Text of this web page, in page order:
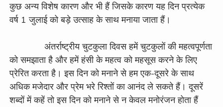
कुछ अन्य विशेष कारण और भी हैं जिसके कारण यह दिन प्रत्येक
वर्ष 1 जुलाई को बड़े उत्साह के साथ मनाया जाता हैं।
अंतर्राष्ट्रीय चुटकुला दिवस हमें चुटकुलों की महत्वपूर्णता
को समझाता है और हमें हंसी के महत्व को महसूस करने के लिए
प्रेरित करता है। इस दिन को मनाने से हम एक-दूसरे के साथ
अधिक मजेदार और प्रेम भरे रिश्तों का आनंद ले सकते हैं। दूसरें
शब्दों में कहें तो इस दिन को मनाने से न केवल मनोरंजन होता हैं